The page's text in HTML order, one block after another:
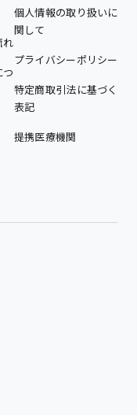
れ
個人情報の取り扱いに
関して
プライバシーポリシー
特定商取引法に基づく
表記
提携医療機関